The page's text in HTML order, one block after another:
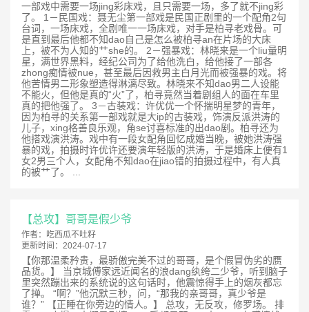
一部戏中需要一场jing彩床戏，且只需要一场，多了就不jing彩
了。 1－民国戏：聂无尘第一部戏是民国正剧里的一个配角2句
台词，一场床戏，全剧唯一一场床戏，对手是柏寻老戏骨。可
是直到最后他都不知dao自己是怎么被柏寻an在片场的大床
上，被不为人知的艹she的。 2－强暴戏：林晓来是一个liu量明
星，满世界黑料，经纪公司为了给他洗白，给他接了一部各
zhong痴情被nue，甚至最后因救男主白月光而被强暴的戏。将
他苦情男二形象塑造得淋漓尽致。林晓来不知dao男二人设能
不能火，但他是真的“火”了，柏寻竟然当着剧组人的面在车里
真的把他强了。 3－古装戏：许优优一个怀揣明星梦的青年，
因为柏寻的关系第一部戏就是大ip的古装戏，饰演反派洪涛的
儿子，xing格善良乐观，角se讨喜标准的出dao剧。柏寻还为
他搭戏演洪涛。戏中有一段女配角回忆成婚当晚，被她洪涛强
暴的戏，拍摄时许优许还要演年轻版的洪涛，于是婚床上便有1
女2男三个人，女配角不知dao在jiao错的拍摄过程中，有人真
的被艹了。 ...
【总攻】哥哥是假少爷
作者： 吃西瓜不吐籽
更新时间： 2024-07-17
【你那温柔矜贵，最骄傲完美不过的哥哥，是个假冒伪劣的赝
品货。】 当京城傅家远近闻名的浪dang纨绔二少爷，听到脑子
里突然蹦出来的系统说的这句话时，他震惊得手上的烟灰都忘
了掸。 “啊？”他沉默三秒，问，“那我的亲哥哥，真少爷是
谁？” 【正睡在你旁边的情人。】 总攻，无反攻，修罗场。 排